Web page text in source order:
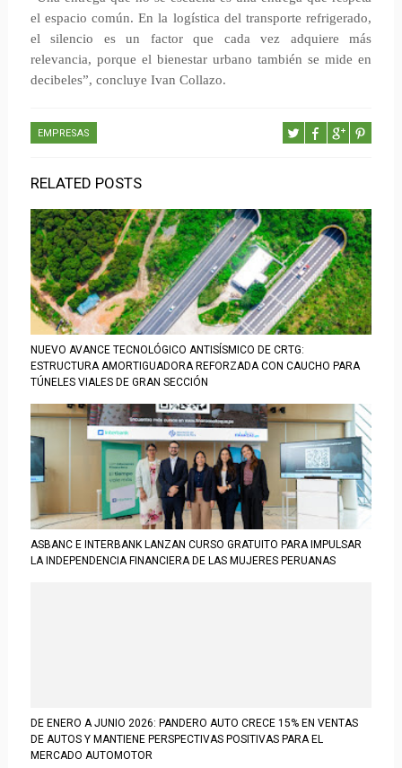
el espacio común. En la logística del transporte refrigerado,
el silencio es un factor que cada vez adquiere más
relevancia, porque el bienestar urbano también se mide en
decibeles”, concluye Ivan Collazo.
EMPRESAS
RELATED POSTS
NUEVO AVANCE TECNOLÓGICO ANTISÍSMICO DE CRTG:
ESTRUCTURA AMORTIGUADORA REFORZADA CON CAUCHO PARA
TÚNELES VIALES DE GRAN SECCIÓN
ASBANC E INTERBANK LANZAN CURSO GRATUITO PARA IMPULSAR
LA INDEPENDENCIA FINANCIERA DE LAS MUJERES PERUANAS
DE ENERO A JUNIO 2026: PANDERO AUTO CRECE 15% EN VENTAS
DE AUTOS Y MANTIENE PERSPECTIVAS POSITIVAS PARA EL
MERCADO AUTOMOTOR